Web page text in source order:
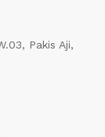
Pakis Aji,